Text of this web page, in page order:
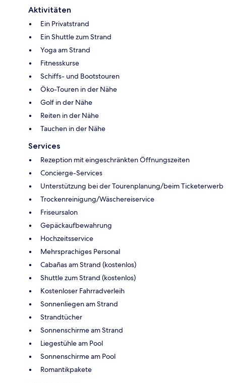
Aktivitäten
Ein Privatstrand
Ein Shuttle zum Strand
Yoga am Strand
Fitnesskurse
Schiffs- und Bootstouren
Öko-Touren in der Nähe
Golf in der Nähe
Reiten in der Nähe
Tauchen in der Nähe
Services
Rezeption mit eingeschränkten Öffnungszeiten
Concierge-Services
Unterstützung bei der Tourenplanung/beim Ticketerwerb
Trockenreinigung/Wäschereiservice
Friseursalon
Gepäckaufbewahrung
Hochzeitsservice
Mehrsprachiges Personal
Cabañas am Strand (kostenlos)
Shuttle zum Strand (kostenlos)
Kostenloser Fahrradverleih
Sonnenliegen am Strand
Strandtücher
Sonnenschirme am Strand
Liegestühle am Pool
Sonnenschirme am Pool
Romantikpakete